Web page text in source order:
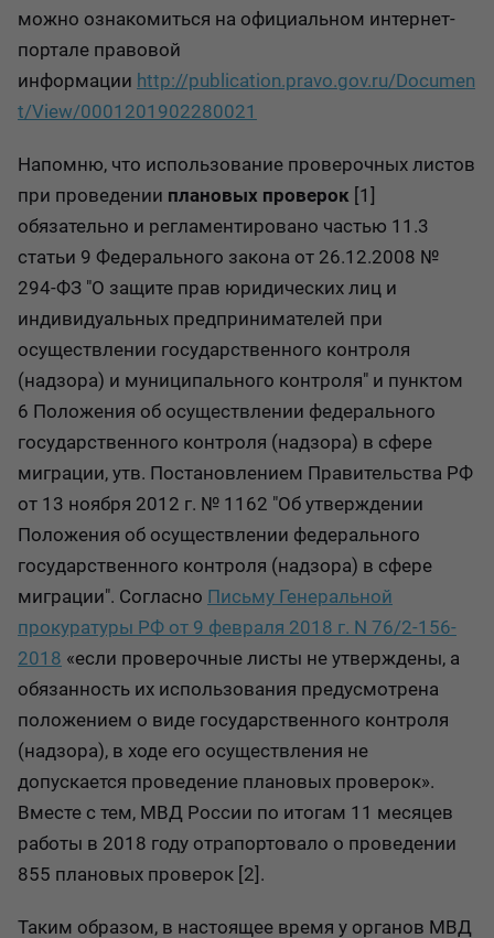
можно ознакомиться на официальном интернет-
портале правовой
информации http://publication.pravo.gov.ru/Documen
t/View/0001201902280021
Напомню, что использование проверочных листов
при проведении плановых проверок [1]
обязательно и регламентировано частью 11.3
статьи 9 Федерального закона от 26.12.2008 №
294-ФЗ "О защите прав юридических лиц и
индивидуальных предпринимателей при
осуществлении государственного контроля
(надзора) и муниципального контроля" и пунктом
6 Положения об осуществлении федерального
государственного контроля (надзора) в сфере
миграции, утв. Постановлением Правительства РФ
от 13 ноября 2012 г. № 1162 "Об утверждении
Положения об осуществлении федерального
государственного контроля (надзора) в сфере
миграции". Согласно Письму Генеральной
прокуратуры РФ от 9 февраля 2018 г. N 76/2-156-
2018 «если проверочные листы не утверждены, а
обязанность их использования предусмотрена
положением о виде государственного контроля
(надзора), в ходе его осуществления не
допускается проведение плановых проверок».
Вместе с тем, МВД России по итогам 11 месяцев
работы в 2018 году отрапортовало о проведении
855 плановых проверок [2].
Таким образом, в настоящее время у органов МВД